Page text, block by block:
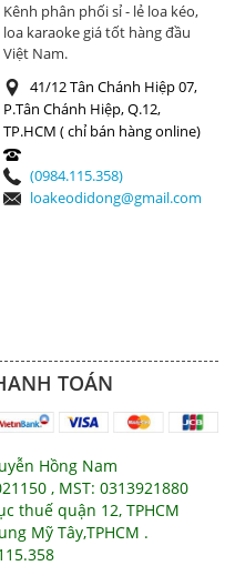
Kênh phân phối sỉ - lẻ loa kéo,
loa karaoke giá tốt hàng đầu
Việt Nam.
41/12 Tân Chánh Hiệp 07,
P.Tân Chánh Hiệp, Q.12,
TP.HCM ( chỉ bán hàng online)
(0984.115.358)
loakeodidong@gmail.com
TOÁN
Hồng Nam
, MST: 0313921880
thuế quận 12, TPHCM
Mỹ Tây,TPHCM .